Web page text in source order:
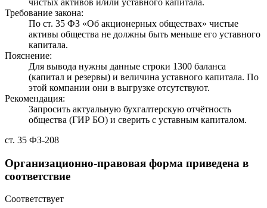
Требование закона:
По ст. 35 ФЗ «Об акционерных обществах» чистые
активы общества не должны быть меньше его уставного
капитала.
Пояснение:
Для вывода нужны данные строки 1300 баланса
(капитал и резервы) и величина уставного капитала. По
этой компании они в выгрузке отсутствуют.
Рекомендация:
Запросить актуальную бухгалтерскую отчётность
общества (ГИР БО) и сверить с уставным капиталом.
ст. 35 ФЗ-208
Организационно-правовая форма приведена в
соответствие
Соответствует